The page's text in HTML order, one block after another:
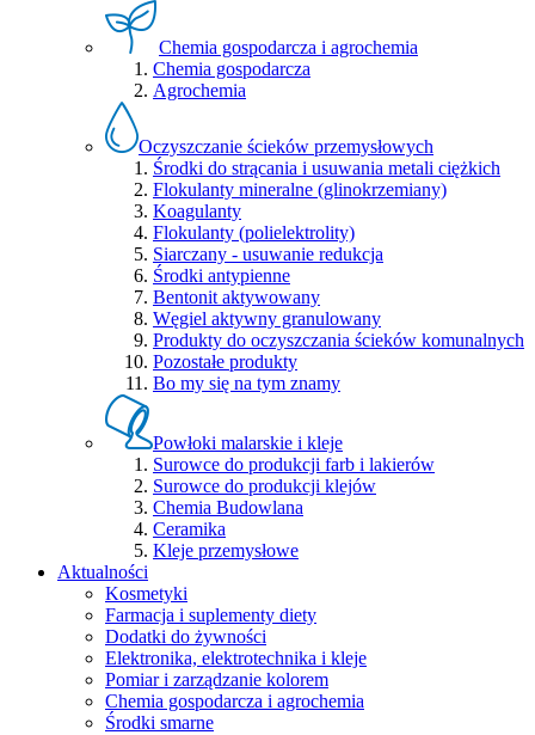
Chemia gospodarcza i agrochemia
Chemia gospodarcza
Agrochemia
Oczyszczanie ścieków przemysłowych
Środki do strącania i usuwania metali ciężkich
Flokulanty mineralne (glinokrzemiany)
Koagulanty
Flokulanty (polielektrolity)
Siarczany - usuwanie redukcja
Środki antypienne
Bentonit aktywowany
Węgiel aktywny granulowany
Produkty do oczyszczania ścieków komunalnych
Pozostałe produkty
Bo my się na tym znamy
Powłoki malarskie i kleje
Surowce do produkcji farb i lakierów
Surowce do produkcji klejów
Chemia Budowlana
Ceramika
Kleje przemysłowe
Aktualności
Kosmetyki
Farmacja i suplementy diety
Dodatki do żywności
Elektronika, elektrotechnika i kleje
Pomiar i zarządzanie kolorem
Chemia gospodarcza i agrochemia
Środki smarne